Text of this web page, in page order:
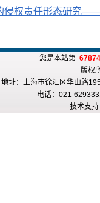
侵权责任形态研究
您是本站第
版权
地址：上海市徐汇区华山路
电话：021-
技术支